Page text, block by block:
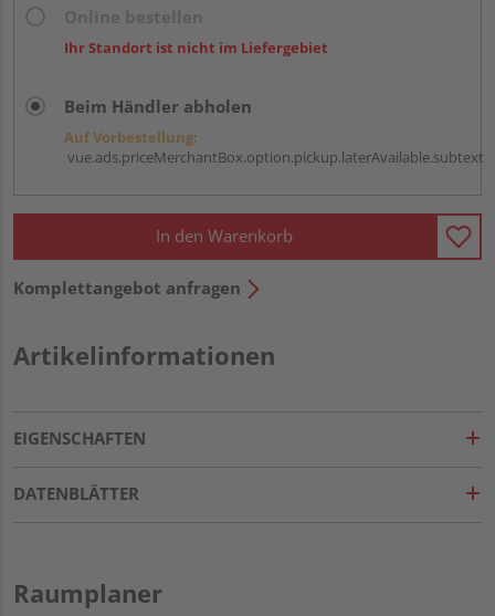
Ihr Standort ist nicht im Liefergebiet
Beim Händler abholen
Auf Vorbestellung:
vue.ads.priceMerchantBox.option.pickup.laterAvailable.subtext
In den Warenkorb
Komplettangebot anfragen
Artikelinformationen
EIGENSCHAFTEN
DATENBLÄTTER
Raumplaner